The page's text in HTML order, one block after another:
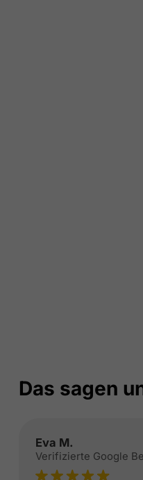
Das sagen
Eva M.
Verifizierte Google